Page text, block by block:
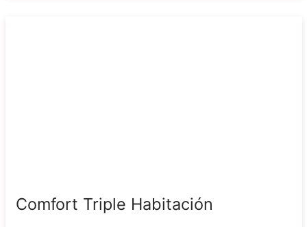
Comfort Triple Habitación